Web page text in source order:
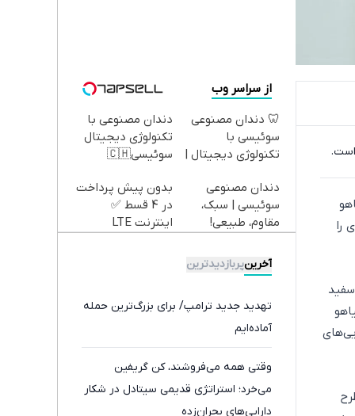
است.
را
از سراسر وب
🦷 دندان مصنوعی
سوئیسی با
تکنولوژی دیجیتال |
📍 تهران
دندان مصنوعی با
تکنولوژی دیجیتال
سوئیسی🇨🇭
دندان مصنوعی
سوئیسی | سبک،
مقاوم، طبیعی!
رایگان+پرداخت
اقساطی😍
بدون پیش پرداخت
در 4 قسط ✅
اینترنت LTE
آخرینپربازدیدترین
تهدید جدید ترامپ/ برای بزرگ‌ترین حمله
آماده‌ایم
وقتی همه می‌فروشند، کن گریفین
می‌خرد؛ استراتژی قدیمی سیتادل در شکار
دارایی‌های بحران‌زده